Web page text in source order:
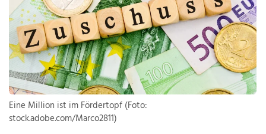
Eine Million ist im Fördertopf (Foto:
stock.adobe.com/Marco2811)